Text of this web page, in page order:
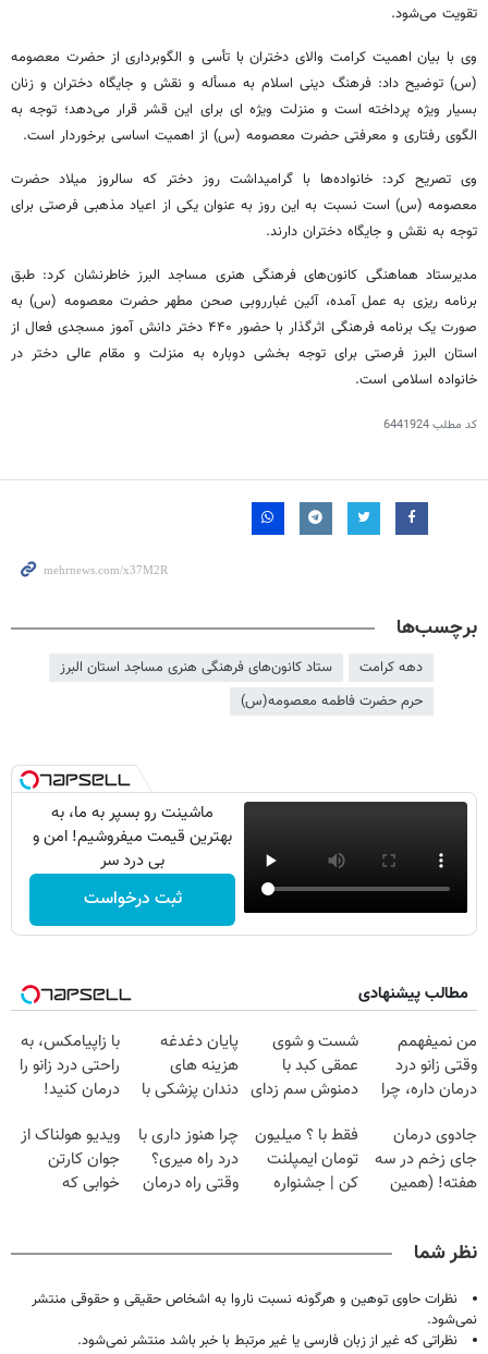
تقویت می‌شود.
وی با بیان اهمیت کرامت والای دختران با تأسی و الگوبرداری از حضرت معصومه
(س) توضیح داد: فرهنگ دینی اسلام به مسأله و نقش و جایگاه دختران و زنان
بسیار ویژه پرداخته است و منزلت ویژهای برای این قشر قرار می‌دهد؛ توجه به
الگوی رفتاری و معرفتی حضرت معصومه (س) از اهمیت اساسی برخوردار است.
وی تصریح کرد: خانواده‌ها با گرامیداشت روز دختر که سالروز میلاد حضرت
معصومه (س) است نسبت به این روز به عنوان یکی از اعیاد مذهبی فرصتی برای
توجه به نقش و جایگاه دختران دارند.
مدیرستاد هماهنگی کانون‌های فرهنگی هنری مساجد البرز خاطرنشان کرد: طبق
برنامهریزی به عمل آمده، آئین غبارروبی صحن مطهر حضرت معصومه (س)به
صورت یک برنامه فرهنگی اثرگذار با حضور ۴۴۰ دختر دانش
آموز مسجدی فعال از
استان البرز فرصتی برای توجه بخشی دوباره به منزلت و مقام عالی دختر در
خانواده اسلامی است.
کد مطلب6441924
برچسب‌ها
دهه کرامت
ستاد کانون‌های فرهنگی هنری مساجد استان البرز
حرم حضرت فاطمه معصومه(س)
ماشینت رو بسپر به ما، به
بهترین قیمت میفروشیم! امن و
بی درد سر
ثبت درخواست
مطالب پیشنهادی
من نمیفهمم
وقتی زانو درد
درمان داره، چرا
تحمل میکنی؟❗
شست و شوی
عمقی کبد با
دمنوش سم زدای
پایان دغدغه
هزینه های
دندان پزشکی با
خانگی
با زاپیامکس، به
راحتی درد زانو را
درمان کنید!
جادوی درمان
جای زخم در سه
هفته! (همین
فقط با ؟ میلیون
تومان ایمپلنت
کن | جشنواره
چرا هنوز داری با
درد راه میری؟
وقتی راه درمان
ویدیو هولناک از
جوان کارتن
خوابی که
نظر شما
نظرات حاوی توهین و هرگونه نسبت ناروا به اشخاص حقیقی و حقوقی منتشر
نمی‌شود.
نظراتی که غیر از زبان فارسی یا غیر مرتبط با خبر باشد منتشر نمی‌شود.